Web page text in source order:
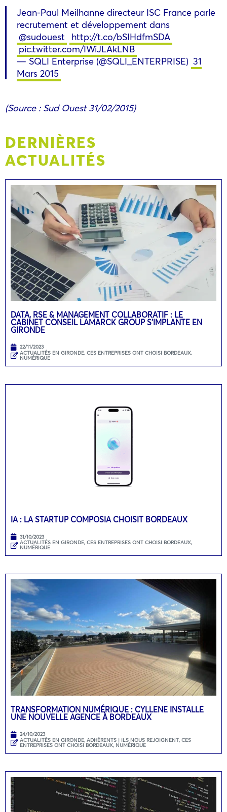
Jean-Paul Meilhanne directeur ISC France parle
recrutement et développement dans
@sudouest
http://t.co/bSIHdfmSDA
pic.twitter.com/IWiJLAkLNB
— SQLI Enterprise (@SQLI_ENTERPRISE) 31
Mars 2015
(Source : Sud Ouest 31/02/2015)
DERNIÈRES
ACTUALITÉS
DATA, RSE & MANAGEMENT COLLABORATIF : LE
CABINET CONSEIL LAMARCK GROUP S’IMPLANTE EN
GIRONDE
22/11/2023
ACTUALITÉS EN GIRONDE, CES ENTREPRISES ONT CHOISI BORDEAUX,
NUMÉRIQUE
IA : LA STARTUP COMPOSIA CHOISIT BORDEAUX
31/10/2023
ACTUALITÉS EN GIRONDE, CES ENTREPRISES ONT CHOISI BORDEAUX,
NUMÉRIQUE
TRANSFORMATION NUMÉRIQUE : CYLLENE INSTALLE
UNE NOUVELLE AGENCE À BORDEAUX
24/10/2023
ACTUALITÉS EN GIRONDE, ADHÉRENTS | ILS NOUS REJOIGNENT, CES
ENTREPRISES ONT CHOISI BORDEAUX, NUMÉRIQUE